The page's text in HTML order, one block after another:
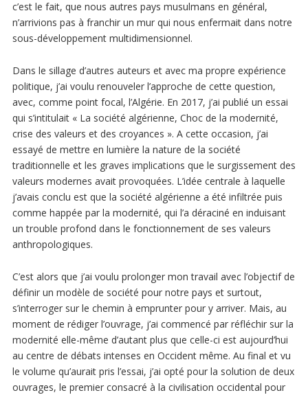
c’est le fait, que nous autres pays musulmans en général,
n’arrivions pas à franchir un mur qui nous enfermait dans notre
sous-développement multidimensionnel.
Dans le sillage d’autres auteurs et avec ma propre expérience
politique, j’ai voulu renouveler l’approche de cette question,
avec, comme point focal, l’Algérie. En 2017, j’ai publié un essai
qui s’intitulait « La société algérienne, Choc de la modernité,
crise des valeurs et des croyances ». A cette occasion, j’ai
essayé de mettre en lumière la nature de la société
traditionnelle et les graves implications que le surgissement des
valeurs modernes avait provoquées. L’idée centrale à laquelle
j’avais conclu est que la société algérienne a été infiltrée puis
comme happée par la modernité, qui l’a déraciné en induisant
un trouble profond dans le fonctionnement de ses valeurs
anthropologiques.
C’est alors que j’ai voulu prolonger mon travail avec l’objectif de
définir un modèle de société pour notre pays et surtout,
s’interroger sur le chemin à emprunter pour y arriver. Mais, au
moment de rédiger l’ouvrage, j’ai commencé par réfléchir sur la
modernité elle-même d’autant plus que celle-ci est aujourd’hui
au centre de débats intenses en Occident même. Au final et vu
le volume qu’aurait pris l’essai, j’ai opté pour la solution de deux
ouvrages, le premier consacré à la civilisation occidental pour